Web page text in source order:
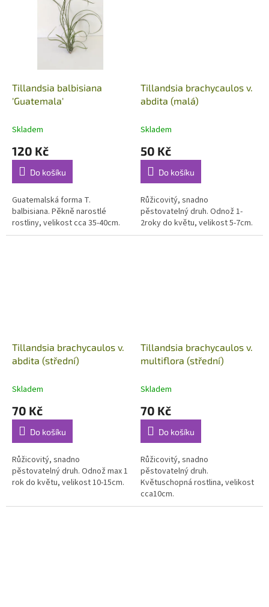
Tillandsia balbisiana
'Guatemala'
Skladem
120 Kč
Do košíku
Guatemalská forma T.
balbisiana. Pěkně narostlé
rostliny, velikost cca 35-40cm.
Tillandsia brachycaulos v.
abdita (malá)
Skladem
50 Kč
Do košíku
Růžicovitý, snadno
pěstovatelný druh. Odnož 1-
2roky do květu, velikost 5-7cm.
Tillandsia brachycaulos v.
abdita (střední)
Skladem
70 Kč
Do košíku
Růžicovitý, snadno
pěstovatelný druh. Odnož max 1
rok do květu, velikost 10-15cm.
Tillandsia brachycaulos v.
multiflora (střední)
Skladem
70 Kč
Do košíku
Růžicovitý, snadno
pěstovatelný druh.
Květuschopná rostlina, velikost
cca10cm.